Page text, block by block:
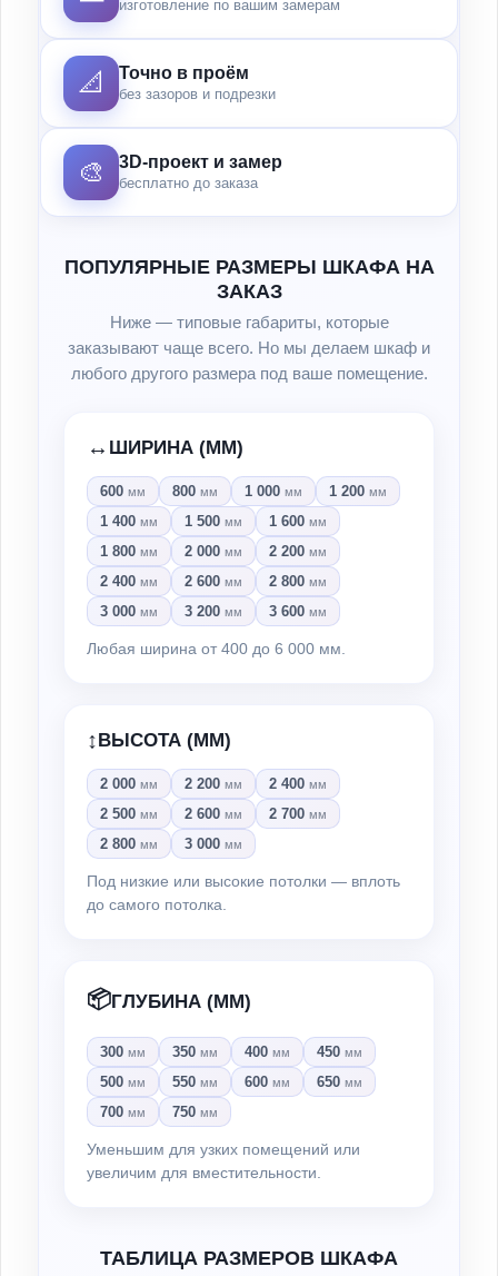
изготовление по вашим замерам
📐 Точно в проём
без зазоров и подрезки
🎨 3D-проект и замер
бесплатно до заказа
ПОПУЛЯРНЫЕ РАЗМЕРЫ ШКАФА НА
ЗАКАЗ
Ниже — типовые габариты, которые
заказывают чаще всего. Но мы делаем шкаф и
любого другого размера под ваше помещение.
↔️ ШИРИНА (ММ)
600 мм 800 мм 1 000 мм 1 200 мм
1 400 мм 1 500 мм 1 600 мм
1 800 мм 2 000 мм 2 200 мм
2 400 мм 2 600 мм 2 800 мм
3 000 мм 3 200 мм 3 600 мм
Любая ширина от 400 до 6 000 мм.
↕️ВЫСОТА (ММ)
2 000 мм 2 200 мм 2 400 мм
2 500 мм 2 600 мм 2 700 мм
2 800 мм 3 000 мм
Под низкие или высокие потолки — вплоть
до самого потолка.
📦ГЛУБИНА (ММ)
300 мм 350 мм 400 мм 450 мм
500 мм 550 мм 600 мм 650 мм
700 мм 750 мм
Уменьшим для узких помещений или
увеличим для вместительности.
ТАБЛИЦА РАЗМЕРОВ ШКАФА